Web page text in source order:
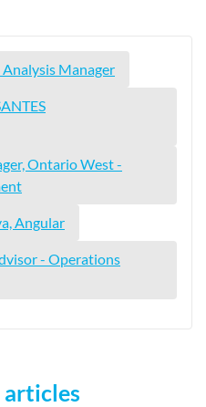
Manager
Ontario West -
Angular
- Operations